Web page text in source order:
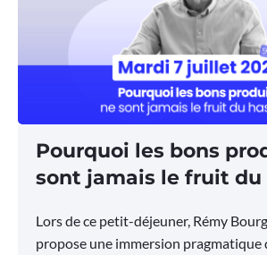
Pourquoi les bons
sont jamais le fruit du
Lors de ce petit-déjeuner, Rémy
propose une immersion pragmatique